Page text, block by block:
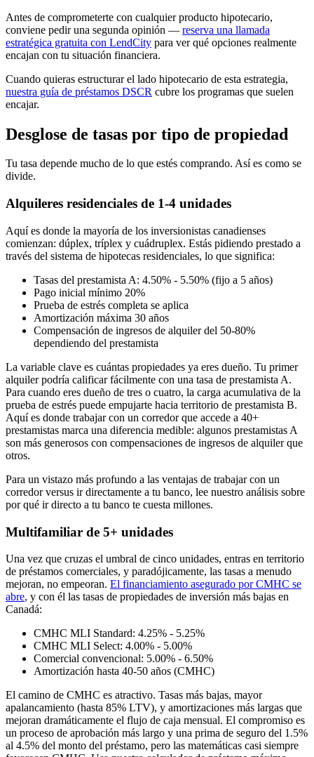
Antes de comprometerte con cualquier producto hipotecario,
conviene pedir una segunda opinión — reserva una llamada
estratégica gratuita con LendCity para ver qué opciones realmente
encajan con tu situación financiera.
Cuando quieras estructurar el lado hipotecario de esta estrategia,
nuestra guía de préstamos DSCR cubre los programas que suelen
encajar.
Desglose de tasas por tipo de propiedad
Tu tasa depende mucho de lo que estés comprando. Así es como se
divide.
Alquileres residenciales de 1-4 unidades
Aquí es donde la mayoría de los inversionistas canadienses
comienzan: dúplex, tríplex y cuádruplex. Estás pidiendo prestado a
través del sistema de hipotecas residenciales, lo que significa:
Tasas del prestamista A: 4.50% - 5.50% (fijo a 5 años)
Pago inicial mínimo 20%
Prueba de estrés completa se aplica
Amortización máxima 30 años
Compensación de ingresos de alquiler del 50-80%
dependiendo del prestamista
La variable clave es cuántas propiedades ya eres dueño. Tu primer
alquiler podría calificar fácilmente con una tasa de prestamista A.
Para cuando eres dueño de tres o cuatro, la carga acumulativa de la
prueba de estrés puede empujarte hacia territorio de prestamista B.
Aquí es donde trabajar con un corredor que accede a 40+
prestamistas marca una diferencia medible: algunos prestamistas A
son más generosos con compensaciones de ingresos de alquiler que
otros.
Para un vistazo más profundo a las ventajas de trabajar con un
corredor versus ir directamente a tu banco, lee nuestro análisis sobre
por qué ir directo a tu banco te cuesta millones.
Multifamiliar de 5+ unidades
Una vez que cruzas el umbral de cinco unidades, entras en territorio
de préstamos comerciales, y paradójicamente, las tasas a menudo
mejoran, no empeoran. El financiamiento asegurado por CMHC se
abre, y con él las tasas de propiedades de inversión más bajas en
Canadá:
CMHC MLI Standard: 4.25% - 5.25%
CMHC MLI Select: 4.00% - 5.00%
Comercial convencional: 5.00% - 6.50%
Amortización hasta 40-50 años (CMHC)
El camino de CMHC es atractivo. Tasas más bajas, mayor
apalancamiento (hasta 85% LTV), y amortizaciones más largas que
mejoran dramáticamente el flujo de caja mensual. El compromiso es
un proceso de aprobación más largo y una prima de seguro del 1.5%
al 4.5% del monto del préstamo, pero las matemáticas casi siempre